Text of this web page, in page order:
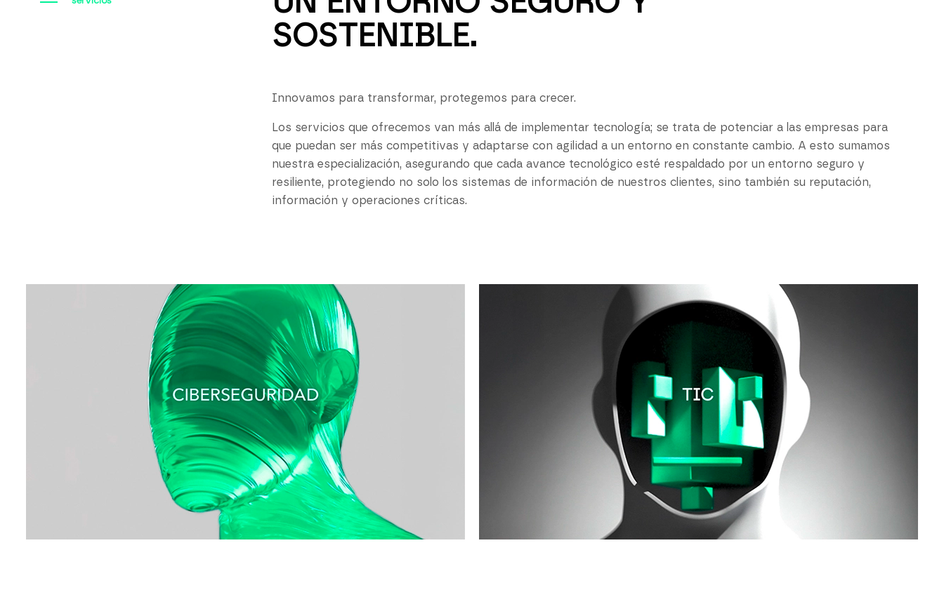
SOSTENIBLE.
Innovamos para transformar, protegemos para crecer.
Los servicios que ofrecemos van más allá de implementar tecnología; se trata de potenciar a las empresas para
que puedan ser más competitivas y adaptarse con agilidad a un entorno en constante cambio. A esto sumamos
nuestra especialización, asegurando que cada avance tecnológico esté respaldado por un entorno seguro y
resiliente, protegiendo no solo los sistemas de información de nuestros clientes, sino también su reputación,
información y operaciones críticas.